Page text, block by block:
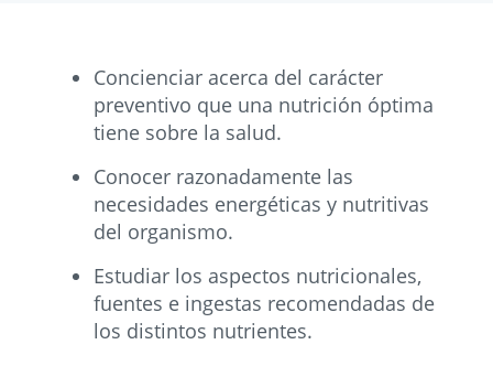
Concienciar acerca del carácter
preventivo que una nutrición óptima
tiene sobre la salud.
Conocer razonadamente las
necesidades energéticas y nutritivas
del organismo.
Estudiar los aspectos nutricionales,
fuentes e ingestas recomendadas de
los distintos nutrientes.